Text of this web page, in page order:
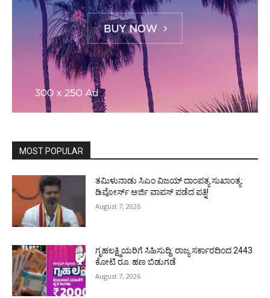
MOST POPULAR
ತಮಿಳುನಾಡು ಸಿಎಂ ವಿಜಯ್‌ ದಾಂಪತ್ಯ ಸುಖಾಂತ್ಯ:
ಡಿವೋರ್ಸ್‌ ಅರ್ಜಿ ವಾಪಸ್‌ ಪಡೆದ ಪತ್ನಿ!
August 7, 2026
ಗೃಹಲಕ್ಷ್ಮಿಯರಿಗೆ ಸಿಹಿಸುದ್ದಿ: ರಾಜ್ಯ ಸರ್ಕಾರದಿಂದ 2443
ಕೋಟಿ ರೂ. ಹಣ ಬಿಡುಗಡೆ
August 7, 2026